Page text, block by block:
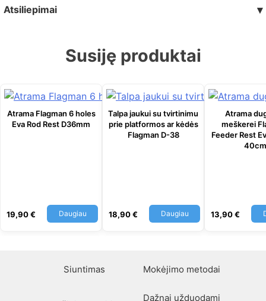
Atsiliepimai ▾
Susiję produktai
Atrama Flagman 6 holes
Eva Rod Rest D36mm
19,90€ Daugiau
Talpa jaukui su tvirtinimu
prie platformos ar kėdės
Flagman D-38
18,90€ Daugiau
Atrama
meškerei
Feeder Rest
40сm
13,90€
Siuntimas Mokėjimo metodai
Dažnai užduodami